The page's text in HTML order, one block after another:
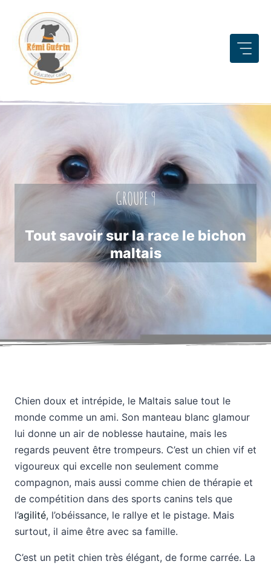
contenu
GROUPE 9
Tout savoir sur la race le bichon
maltais
Chien doux et intrépide, le Maltais salue tout le
monde comme un ami. Son manteau blanc glamour
lui donne un air de noblesse hautaine, mais les
regards peuvent être trompeurs. C’est un chien vif et
vigoureux qui excelle non seulement comme
compagnon, mais aussi comme chien de thérapie et
de compétition dans des sports canins tels que
l’agilité, l’obéissance, le rallye et le pistage. Mais
surtout, il aime être avec sa famille.
C’est un petit chien très élégant, de forme carrée. La